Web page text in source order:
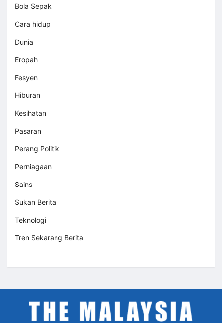
Bola Sepak
Cara hidup
Dunia
Eropah
Fesyen
Hiburan
Kesihatan
Pasaran
Perang Politik
Perniagaan
Sains
Sukan Berita
Teknologi
Tren Sekarang Berita